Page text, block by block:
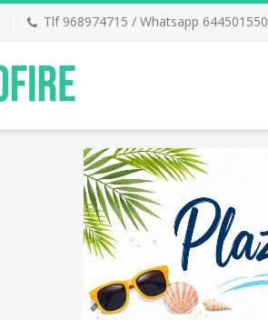
Tlf 968974715 / Whatsapp 644501550